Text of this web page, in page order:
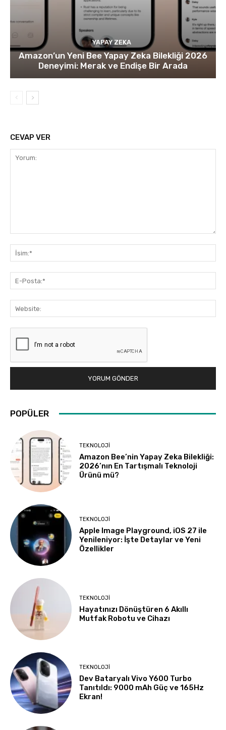
YAPAY ZEKA
Amazon’un Yeni Bee Yapay Zeka Bilekliği 2026
Deneyimi: Merak ve Endişe Bir Arada
CEVAP VER
POPÜLER
TEKNOLOJI
Amazon Bee’nin Yapay Zeka Bilekliği:
2026’nın En Tartışmalı Teknoloji
Ürünü mü?
TEKNOLOJI
Apple Image Playground, iOS 27 ile
Yenileniyor: İşte Detaylar ve Yeni
Özellikler
TEKNOLOJI
Hayatınızı Dönüştüren 6 Akıllı
Mutfak Robotu ve Cihazı
TEKNOLOJI
Dev Bataryalı Vivo Y600 Turbo
Tanıtıldı: 9000 mAh Güç ve 165Hz
Ekran!